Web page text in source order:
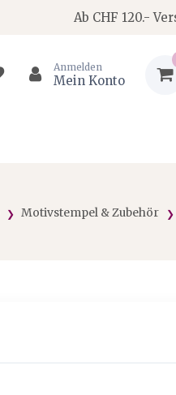
Ab CHF 120.-
Anmelden
Mein Konto
Motivstempel & Zubehör